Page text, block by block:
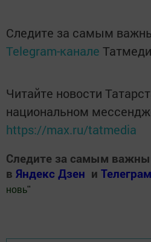
Следите за самым
Telegram-канале
Читайте новости
национальном
https://max.ru/tatmedia
Следите за самым
в Яндекс Дзен и
новь"